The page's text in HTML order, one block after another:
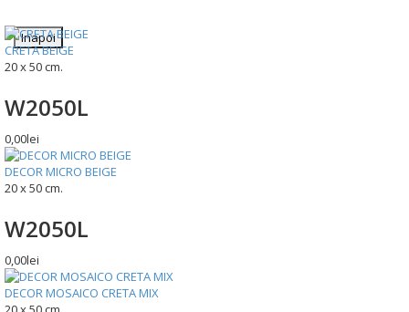
Inapoi
CRETA BEIGE
20 x 50 cm.
W2050L
0,00lei
DECOR MICRO BEIGE
20 x 50 cm.
W2050L
0,00lei
DECOR MOSAICO CRETA MIX